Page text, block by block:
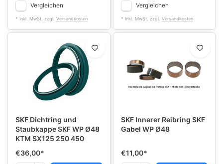
Vergleichen
* Inkl. MwSt. zzgl. Versandkosten
Vergleichen
* Inkl. MwSt. zzgl. Versandkosten
SKF Dichtring und
Staubkappe SKF WP Ø48
KTM SX125 250 450
€36,00*
SKF Innerer Reibring SKF
Gabel WP Ø48
€11,00*